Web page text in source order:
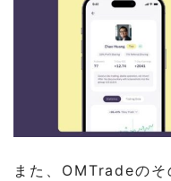
また、OMTradeのそ